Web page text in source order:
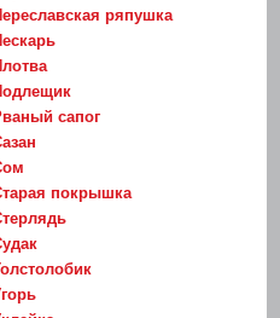
ряпушка
сапог
покрышка